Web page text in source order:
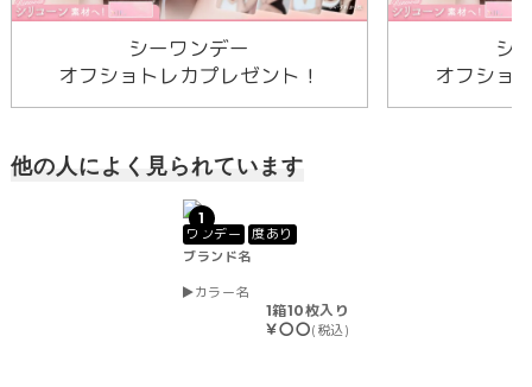
シーワンデー
オフショトレカプレゼント！
シ
オフショ
他の人によく見られています
1
ワンデー
度あり
ブランド名
カラー名
1箱10枚入り
￥〇〇(税込)